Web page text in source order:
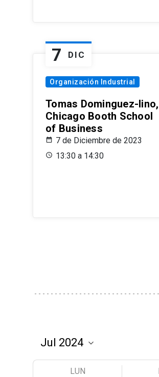
7 DIC
Organización Industrial
Tomas Dominguez-Iino,
Chicago Booth School
of Business
7 de Diciembre de 2023
13:30 a 14:30
LUN